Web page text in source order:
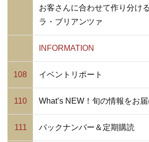
お客さんに合わせて作り分け
ラ・ブリアンツァ
INFORMATION
108 イベントリポート
110 What’s NEW！旬の情報をお届
111 バックナンバー＆定期購読